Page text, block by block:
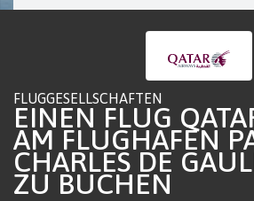
FLUGGESELLSCHAFTEN
EINEN FLUG
AM FLUGHAFEN
CHARLES DE
ZU BUCHEN